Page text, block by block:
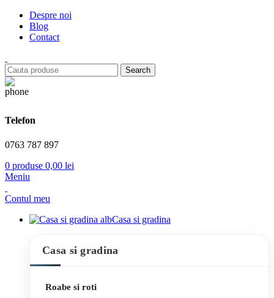
Despre noi
Blog
Contact
Search
Telefon
0763 787 897
0 produse 0,00 lei
Meniu
Contul meu
Casa si gradina
Casa si gradina
Roabe si roti